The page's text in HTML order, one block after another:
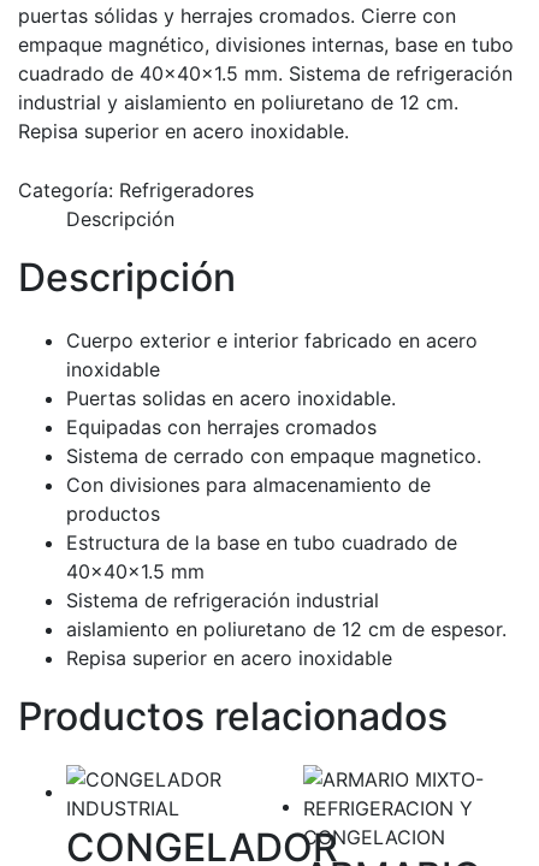
puertas sólidas y herrajes cromados. Cierre con
empaque magnético, divisiones internas, base en tubo
cuadrado de 40x40x1.5 mm. Sistema de refrigeración
industrial y aislamiento en poliuretano de 12 cm.
Repisa superior en acero inoxidable.
Categoría: Refrigeradores
Descripción
Descripción
Cuerpo exterior e interior fabricado en acero
inoxidable
Puertas solidas en acero inoxidable.
Equipadas con herrajes cromados
Sistema de cerrado con empaque magnetico.
Con divisiones para almacenamiento de
productos
Estructura de la base en tubo cuadrado de
40x40x1.5 mm
Sistema de refrigeración industrial
aislamiento en poliuretano de 12 cm de espesor.
Repisa superior en acero inoxidable
Productos relacionados
CONGELADOR